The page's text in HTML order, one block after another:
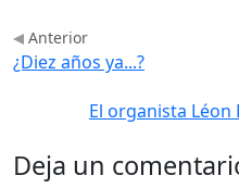
Anterior
¿Diez años ya...?
El organista
Deja un